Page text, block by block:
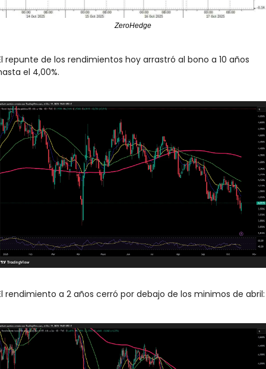
ZeroHedge
repunte de los rendimientos hoy arrastró al bono a 10 años
el 4,00%.
rendimiento a 2 años cerró por debajo de los minimos de abril: